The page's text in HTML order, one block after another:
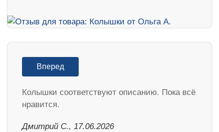
Вперед
Колышки соответствуют описанию. Пока всё
нравится.
Дмитрий С., 17.06.2026